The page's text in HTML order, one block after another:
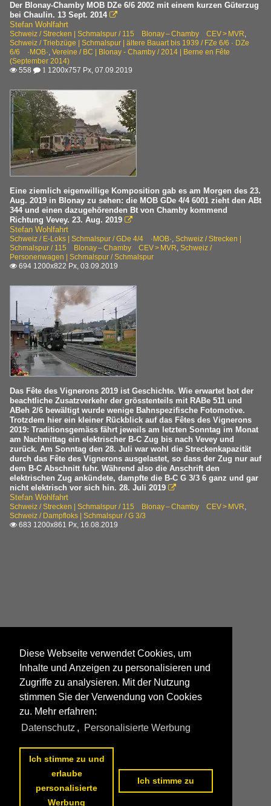
Der Blonay-Chamby MOB DZe 6/6 2002 mit einem kurzen Güterzug
bei Chaulin. 13 Sept. 2014 
Stefan Wohlfahrt
Schweiz / Strecken | Schmalspur / 115 Blonay – Chamby CEV > MVR,
Schweiz / Triebzüge | Schmalspur | ältere Bauart bis 1939 / FZe 6/6 · DZe
6/6 ·MOB·, Vereine / BC | Blonay - Chamby / 2014 | Berne en Fête
(September 2014)
 558  1 1200x757 Px, 07.09.2019
Eine ziemlich eigenwillige Komposition gab es am Morgen des 23.
Aug. 2019 in Blonay zu sehen: die MOB GDe 4/4 6001 zieht den ABt
344 und einen dazugehörenden Bt von Chamby kommend
Richtung Vevey. 23. Aug. 2019 
Stefan Wohlfahrt
Schweiz / E-Loks | Schmalspur / GDe 4/4 ·MOB·, Schweiz / Strecken |
Schmalspur / 115 Blonay – Chamby CEV > MVR, Schweiz /
Personenwagen | Schmalspur / Schmalspur
 694 1200x822 Px, 03.09.2019
Das Fête des Vignerons 2019 ist Geschichte. Wie erwartet bot der
beachtliche Zusatzverkehr der grösstenteils mit RABe 511 und
ABeh 2/6 bewältigt wurde wenige Bahnspezifische Fotomotive.
Trotzdem hier ein kleiner Rückblick auf das Fêtes des Vignerons
2019: Traditionsgemäss fährt jeweils am letzten Sonntag im Monat
am Nachmittag ein elektrischer B-C Zug bis nach Vevey und
zurück. Am Sonntag den 28. Juli war wohl die Streckenkapazität
durch das Fête des Vignerons ausgelastet, so dass der Zug nur auf
dem B-C Abschnitt fuhr. Während also die Anschrift den
elektrischen Zug ankündete, dampfte die B-C G 3/3 6 ganz und gar
nicht elektrisch vor sich hin. 28. Juli 2019 
Stefan Wohlfahrt
Schweiz / Strecken | Schmalspur / 115 Blonay – Chamby CEV > MVR,
Schweiz / Dampfloks | Schmalspur / G 3/3
 683 1200x861 Px, 16.08.2019
Diese Webseite verwendet Cookies, um
Inhalte und Anzeigen zu personalisieren und
Zugriffe zu analysieren. Mit der Nutzung
stimmen Sie der Verwendung von Cookies
zu. Mehr erfahren:
Datenschutz , Personalisierte Werbung
Ich stimme zu und
erlaube
personalisierte
Werbung
Ich stimme zu